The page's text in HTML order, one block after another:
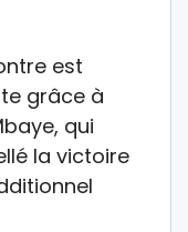
est
grâce à
qui
la victoire